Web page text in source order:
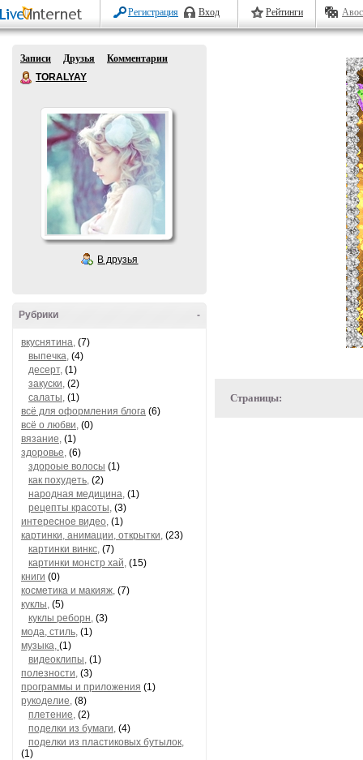
Регистрация Вход Рейтинги
Записи Друзья
Комментарии
TORALYAY
В друзья
-
Рубрики
вкуснятина, (7)
выпечка, (4)
десерт, (1)
закуски, (2)
салаты, (1)
всё для оформления блога (6)
всё о любви, (0)
вязание, (1)
здоровье, (6)
здороые волосы (1)
как похудеть, (2)
народная медицина, (1)
рецепты красоты, (3)
интересное видео, (1)
картинки, анимации, открытки, (23)
картинки винкс, (7)
картинки монстр хай, (15)
книги (0)
косметика и макияж, (7)
куклы, (5)
куклы реборн, (3)
мода, стиль, (1)
музыка, (1)
видеоклипы, (1)
полезности, (3)
программы и приложения (1)
рукоделие, (8)
плетение, (2)
поделки из бумаги, (4)
поделки из пластиковых бутылок,
(1)
Страницы: